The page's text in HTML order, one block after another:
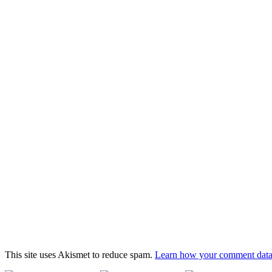
This site uses Akismet to reduce spam. Learn how your comment